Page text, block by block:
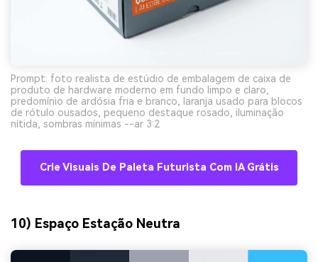
Prompt: foto realista de estúdio de embalagem de caixa de
produto de hardware moderno em fundo limpo e claro,
predomínio de ardósia fria e branco, laranja usado para blocos
de rótulo ousados, pequeno destaque rosado, iluminação
nítida, sombras mínimas --ar 3:2
Crie Visuais De Paleta Futurista Com IA Grátis
10) Espaço Estação Neutra